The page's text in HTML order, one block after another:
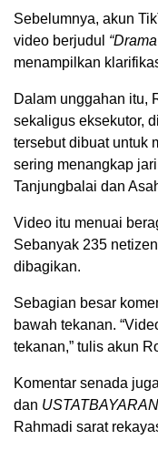
Sebelumnya, akun
video berjudul
menampilkan
Dalam unggahan itu,
sekaligus eksekutor,
tersebut dibuat untuk
sering menangkap
Tanjungbalai dan
Video itu menuai
Sebanyak 235
dibagikan.
Sebagian besar
bawah tekanan.
tekanan,” tulis akun
Komentar senada
dan
Rahmadi sarat